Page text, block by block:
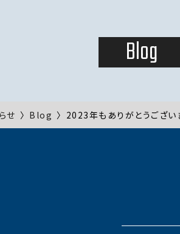
Blog
せ 〉 Blog 〉 2023年もありがとうござい